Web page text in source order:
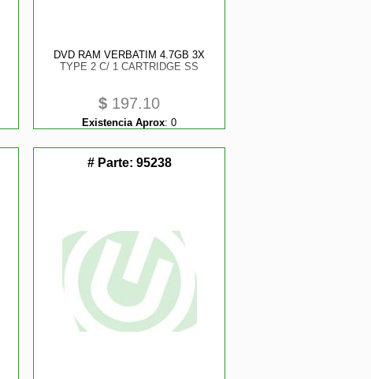
DVD RAM VERBATIM 4.7GB 3X
TYPE 2 C/ 1 CARTRIDGE SS
$ 197.10
Existencia Aprox: 0
# Parte: 95238